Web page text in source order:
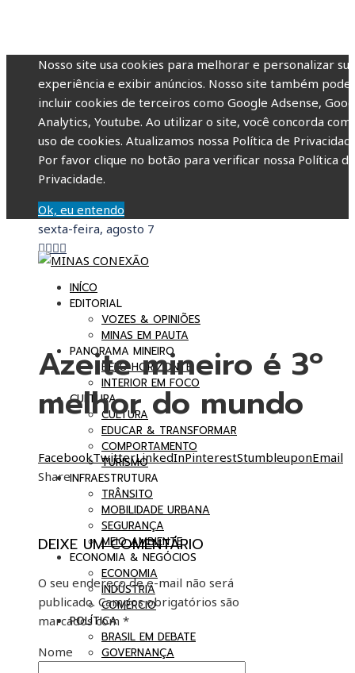
Nosso site usa cookies para melhorar e personalizar sua
experiência e exibir anúncios. Nosso site também pode
incluir cookies de terceiros como Google Adsense,
Analytics, Youtube. Ao utilizar o site, você concorda com
uso de cookies. Atualizamos nossa Política de
Por favor clique no botão para verificar nossa Política de
Privacidade.
Ok, eu entendo
sexta-feira, agosto 7
INÍCO
EDITORIAL
VOZES & OPINIÕES
MINAS EM PAUTA
PANORAMA MINEIRO
BELO HORIZONTE
INTERIOR EM FOCO
CULTURA
CULTURA
EDUCAR & TRANSFORMAR
COMPORTAMENTO
TURISMO
INFRAESTRUTURA
TRÂNSITO
MOBILIDADE URBANA
SEGURANÇA
MEIO AMBIENTE
ECONOMIA & NEGÓCIOS
ECONOMIA
INDÚSTRIA
COMÉRCIO
POLÍTICA
BRASIL EM DEBATE
GOVERNANÇA
Azeite mineiro é 3º
melhor do mundo
FacebookTwitterLinkedInPinterestStumbleuponEmail
Share
DEIXE UM COMENTÁRIO
O seu endereço de e-mail não será
publicado. Campos obrigatórios são
marcados com *
Nome